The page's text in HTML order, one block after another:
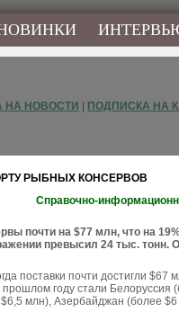
НА НОВОСТИ ПОДПИСКА НА
РЫБНЫХ КОНСЕРВОВ
Справочно-
почти на $77 млн, что на
превысил 24 тыс. тонн.
поставки почти достигли $67
году стали Белоруссия
млн), Азербайджан (более